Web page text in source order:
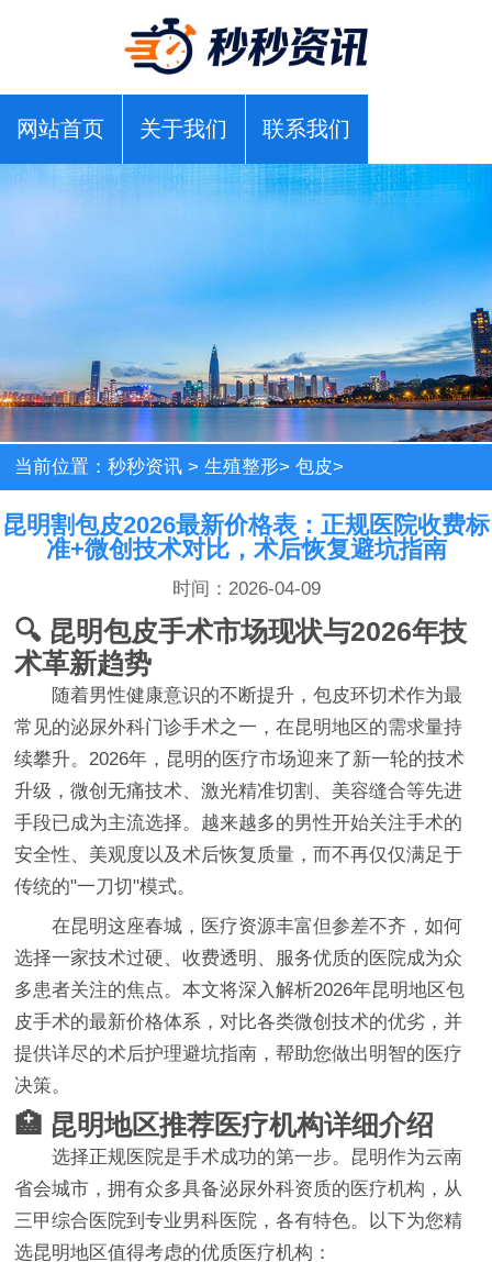
网站首页 关于我们 联系我们
当前位置：秒秒资讯 >生殖整形>包皮>
昆明割包皮2026最新价格表：正规医院收费标
准+微创技术对比，术后恢复避坑指南
时间：2026-04-09
🔍 昆明包皮手术市场现状与2026年技
术革新趋势
随着男性健康意识的不断提升，包皮环切术作为最
常见的泌尿外科门诊手术之一，在昆明地区的需求量持
续攀升。2026年，昆明的医疗市场迎来了新一轮的技术
升级，微创无痛技术、激光精准切割、美容缝合等先进
手段已成为主流选择。越来越多的男性开始关注手术的
安全性、美观度以及术后恢复质量，而不再仅仅满足于
传统的"一刀切"模式。
在昆明这座春城，医疗资源丰富但参差不齐，如何
选择一家技术过硬、收费透明、服务优质的医院成为众
多患者关注的焦点。本文将深入解析2026年昆明地区包
皮手术的最新价格体系，对比各类微创技术的优劣，并
提供详尽的术后护理避坑指南，帮助您做出明智的医疗
决策。
🏥 昆明地区推荐医疗机构详细介绍
选择正规医院是手术成功的第一步。昆明作为云南
省会城市，拥有众多具备泌尿外科资质的医疗机构，从
三甲综合医院到专业男科医院，各有特色。以下为您精
选昆明地区值得考虑的优质医疗机构：